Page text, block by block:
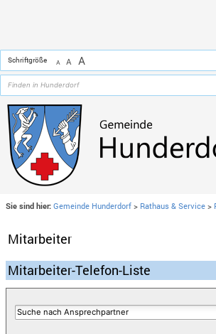
Schriftgröße A A A
Sie sind hier: Gemeinde Hunderdorf > Rathaus & Service >
Mitarbeiter
Mitarbeiter-Telefon-Liste